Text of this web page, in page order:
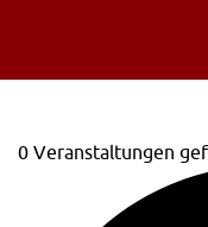
0 Veranstaltungen